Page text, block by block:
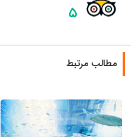
۵
مطالب مرتبط